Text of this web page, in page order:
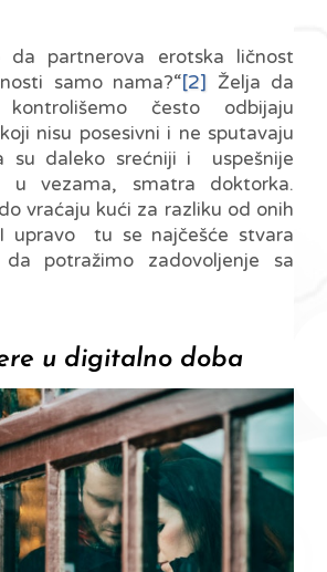
da partnerova erotska ličnost
samo nama?“[2] Želja da
često odbijaju
nisu posesivni i ne sputavaju
su daleko srećniji i uspešnije
u vezama, smatra doktorka.
vraćaju kući za razliku od onih
upravo tu se najčešće stvara
da potražimo zadovoljenje sa
u digitalno doba